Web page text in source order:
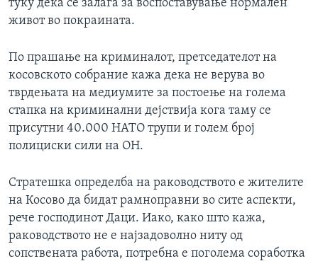
туку дека се залага за воспоставување нормален
живот во покраината.
По прашање на криминалот, претседателот на
косовското собрание кажа дека не верува во
тврдењата на медиумите за постоење на голема
стапка на криминални дејствија кога таму се
присутни 40.000 НАТО трупи и голем број
полициски сили на ОН.
Стратешка определба на раководството е жителите
на Косово да бидат рамноправни во сите аспекти,
рече господинот Даци. Иако, како што кажа,
раководството не е најзадоволно ниту од
сопствената работа, потребна е поголема соработка